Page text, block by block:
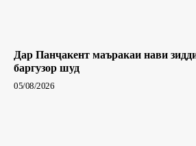
Дар Панҷакент маъракаи нави
баргузор шуд
05/08/2026